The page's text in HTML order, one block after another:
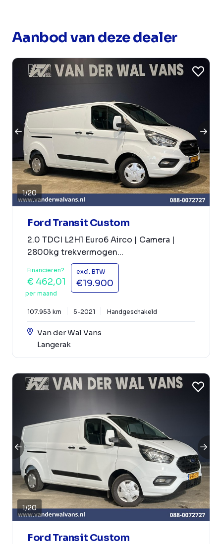
Aanbod van deze dealer
1/20
Ford Transit Custom
2.0 TDCI L2H1 Euro6 Airco | Camera |
2800kg trekvermogen...
Financieren?
€ 462,01
per maand
excl. BTW
€19.900
107.953 km 5-2021 Handgeschakeld
Van der Wal Vans
Langerak
1/20
Ford Transit Custom